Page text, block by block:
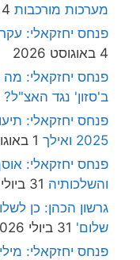
מערכות מורכבות 4 באוגוסט 2026
פנחס יחזקאלי:
4 באוגוסט 2026
פנחס יחזקאלי: מה
ב'סזון' נגד האצ"ל?
פנחס יחזקאלי:
2025 ואילך
1 באוגוסט 2026
פנחס יחזקאלי:
והשלכותיה 31 ביולי 2026
גרשון הכהן: כן
שלום' 31 ביולי 2026
פנחס יחזקאלי: